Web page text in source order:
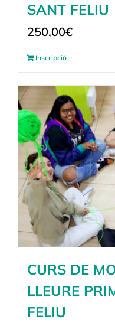
SANT FELIU
250,00€
Inscripció
CURS DE
LLEURE
FELIU